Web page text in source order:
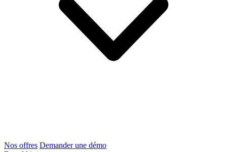
Nos offres Demander une démo